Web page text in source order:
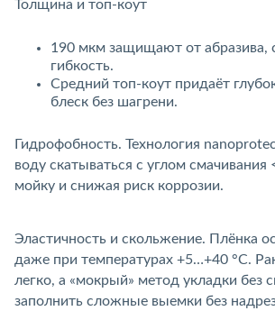
Толщина и топ-коут
190 мкм защищают от абразива,
ибкость.
Средний топ-коут придаёт
леск без шагрени.
Гидрофобность. Технология
оду скатываться с углом смачивания
мойку и снижая риск коррозии.
Эластичность и скольжение. Плёнка
даже при температурах +5…+40 °C.
легко, а «мокрый» метод укладки без
заполнить сложные выемки без